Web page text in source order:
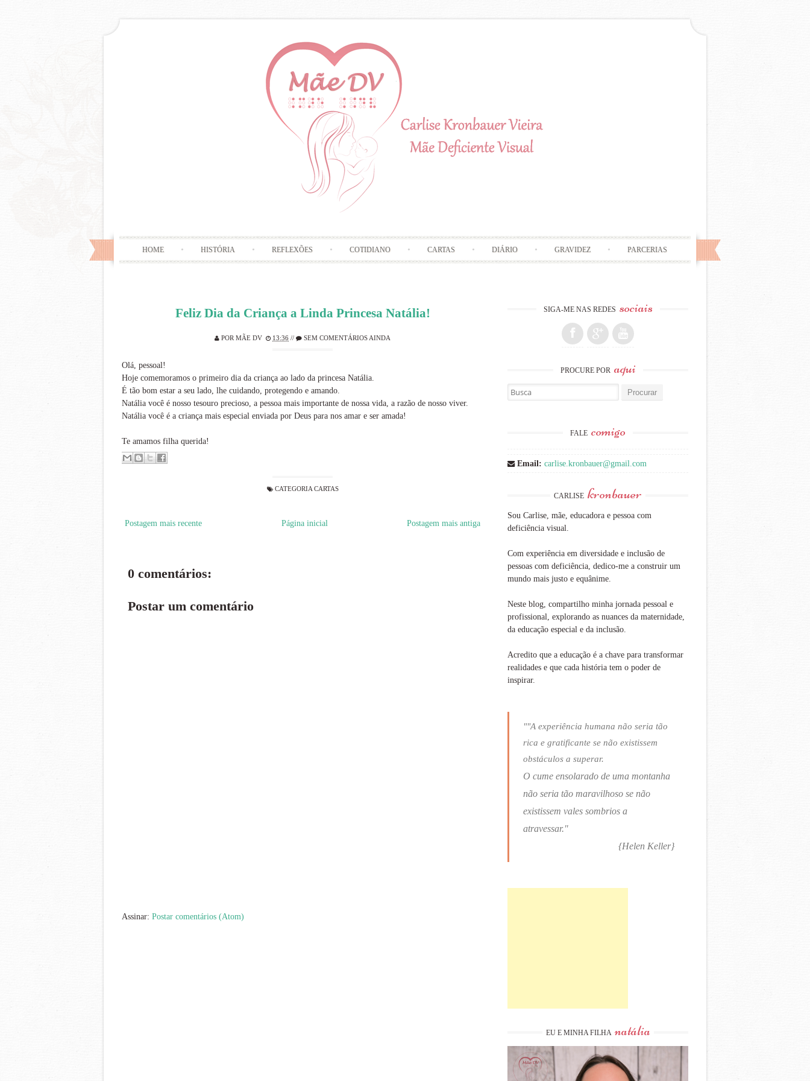
HOME HISTÓRIA REFLEXÕES COTIDIANO CARTAS DIÁRIO GRAVIDEZ PARCERIAS
Feliz Dia da Criança a Linda Princesa Natália!
POR MÃE DV 13:36 // SEM COMENTÁRIOS AINDA
Olá, pessoal!
Hoje comemoramos o primeiro dia da criança ao lado da princesa Natália.
É tão bom estar a seu lado, lhe cuidando, protegendo e amando.
Natália você é nosso tesouro precioso, a pessoa mais importante de nossa vida, a razão de nosso viver.
Natália você é a criança mais especial enviada por Deus para nos amar e ser amada!
Te amamos filha querida!
CATEGORIA CARTAS
Postagem mais recente Postagem mais antiga
Página inicial
0 comentários:
Postar um comentário
Assinar: Postar comentários (Atom)
SIGA-ME NAS REDES sociais
PROCURE POR aqui
Busca por:
FALE comigo
Email: carlise.kronbauer@gmail.com
CARLISE kronbauer
Sou Carlise, mãe, educadora e pessoa com
deficiência visual.
Com experiência em diversidade e inclusão de
pessoas com deficiência, dedico-me a construir um
mundo mais justo e equânime.
Neste blog, compartilho minha jornada pessoal e
profissional, explorando as nuances da maternidade,
da educação especial e da inclusão.
Acredito que a educação é a chave para transformar
realidades e que cada história tem o poder de
inspirar.
""A experiência humana não seria tão
rica e gratificante se não existissem
obstáculos a superar.
O cume ensolarado de uma montanha
não seria tão maravilhoso se não
existissem vales sombrios a
atravessar."
{Helen Keller}
EU E MINHA FILHA natália